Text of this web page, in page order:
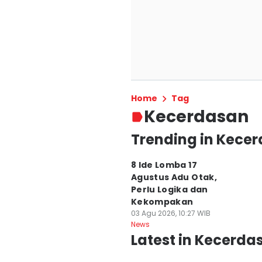
Home Tag
Kecerdasan
Trending in
8 Ide Lomba 17
Agustus Adu Otak,
Perlu Logika dan
Kekompakan
03 Agu 2026, 10:27 WIB
News
Latest in